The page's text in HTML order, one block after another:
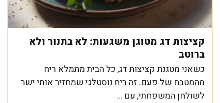
קציצות דג מטוגן משגעות: לא בתנור ולא
ברוטב
כשאני מטגנת קציצות דג, כל הבית מתמלא ריח
מהמטבח של פעם. זה ריח נוסטלגי שמחזיר אותי ישר
לשולחן המשפחתי, עם ...